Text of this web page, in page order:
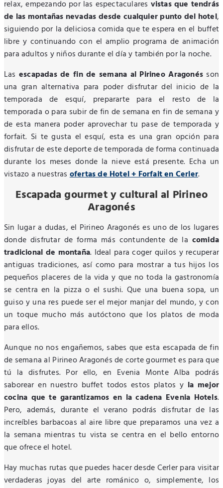
relax, empezando por las espectaculares vistas que tendrás
de las montañas nevadas desde cualquier punto del hotel,
siguiendo por la deliciosa comida que te espera en el buffet
libre y continuando con el amplio programa de animación
para adultos y niños durante el día y también por la noche.
Lasescapadas de fin de semana al Pirineo Aragonésson
una gran alternativa para poder disfrutar del inicio de la
temporada de esquí, prepararte para el resto de la
temporada o para subir de fin de semana en fin de semana y
de esta manera poder aprovechar tu pase de temporada y
forfait. Si te gusta el esquí, esta es una gran opción para
disfrutar de este deporte de temporada de forma continuada
durante los meses donde la nieve está presente. Echa un
vistazo a nuestrasofertas de Hotel + Forfait en Cerler.
Escapada gourmet y cultural al Pirineo
Aragonés
Sin lugar a dudas, el Pirineo Aragonés es uno de los lugares
donde disfrutar de forma más contundente de la comida
tradicional de montaña. Ideal para coger quilos y recuperar
antiguas tradiciones, así como para mostrar a tus hijos los
pequeños placeres de la vida y que no toda la gastronomía
se centra en la pizza o el sushi. Que una buena sopa, un
guiso y una res puede ser el mejor manjar del mundo, y con
un toque mucho más autóctono que los platos de moda
para ellos.
Aunque no nos engañemos, sabes que esta escapada de fin
de semana al Pirineo Aragonés de corte gourmet es para que
tú la disfrutes. Por ello, en Evenia Monte Alba podrás
saborear en nuestro buffet todos estos platos y la mejor
cocina que te garantizamos en la cadena Evenia Hotels.
Pero, además, durante el verano podrás disfrutar de las
increíbles barbacoas al aire libre que preparamos una vez a
la semana mientras tu vista se centra en el bello entorno
que ofrece el hotel.
Hay muchas rutas que puedes hacer desde Cerler para visitar
verdaderas joyas del arte románico o, simplemente, los